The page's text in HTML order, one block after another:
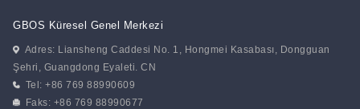
GBOS Küresel Genel Merkezi
Adres: Liansheng Caddesi No. 1, Hongmei Kasabası, Dongguan
Şehri, Guangdong Eyaleti. CN
Tel: +86 769 88990609
Faks: +86 769 88990677